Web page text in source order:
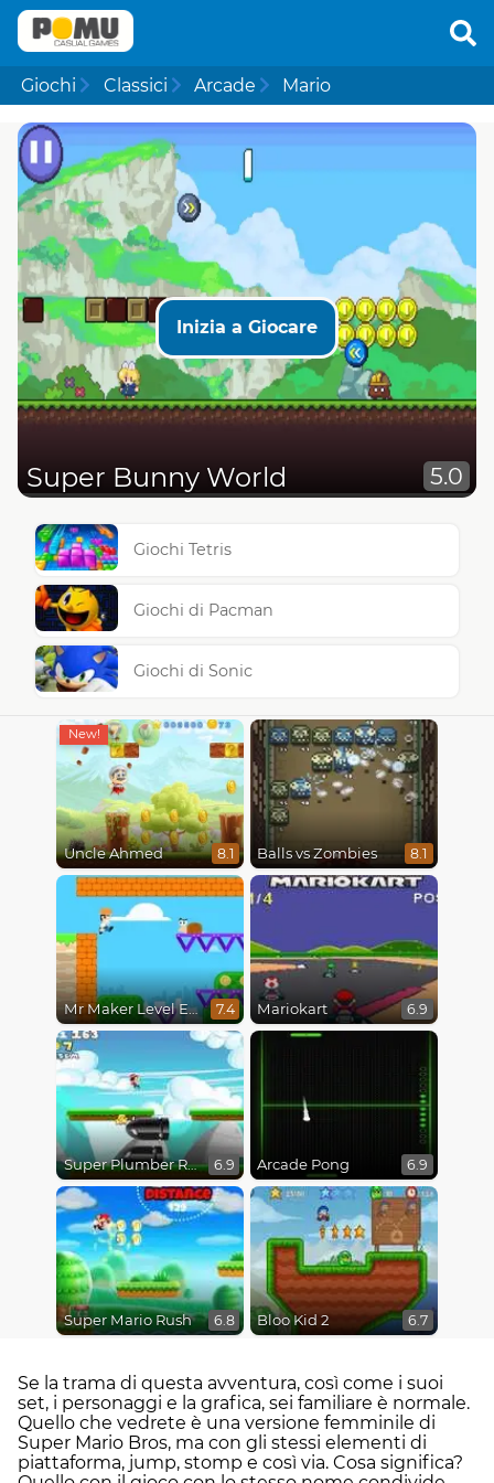
Giochi Classici Arcade Mario
Inizia a Giocare
Super Bunny World 5.0
Giochi Tetris
Giochi di Pacman
Giochi di Sonic
Uncle Ahmed 8.1 Balls vs Zombies 8.1
Mr Maker Level Editor 7.4 Mariokart 6.9
Super Plumber Run 6.9 Arcade Pong 6.9
Super Mario Rush 6.8 Bloo Kid 2 6.7
Se la trama di questa avventura, così come i suoi
set, i personaggi e la grafica, sei familiare è normale.
Quello che vedrete è una versione femminile di
Super Mario Bros, ma con gli stessi elementi di
piattaforma, jump, stomp e così via. Cosa significa?